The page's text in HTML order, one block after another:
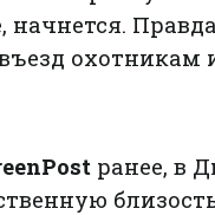
начнется.
охотникам
ранее, в